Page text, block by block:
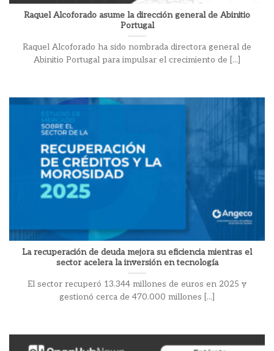
Raquel Alcoforado asume la dirección general de Abinitio
Portugal
Raquel Alcoforado ha sido nombrada directora general de
Abinitio Portugal para impulsar el crecimiento de [...]
La recuperación de deuda mejora su eficiencia mientras el
sector acelera la inversión en tecnología
El sector recuperó 13.344 millones de euros en 2025 y
gestionó cerca de 470.000 millones [...]